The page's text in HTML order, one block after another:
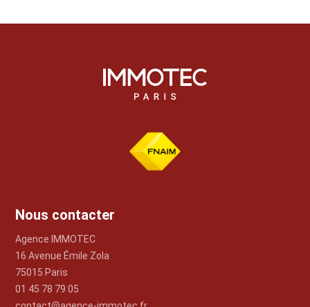
Nous contacter
Agence IMMOTEC
16 Avenue Émile Zola
75015 Paris
01 45 78 79 05